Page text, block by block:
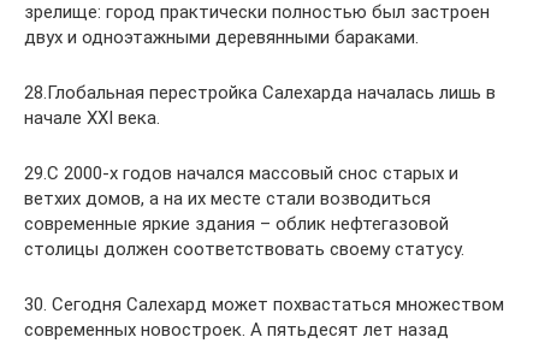
зрелище: город практически полностью был застроен
двух и одноэтажными деревянными бараками.
28.Глобальная перестройка Салехарда началась лишь в
начале XXI века.
29.С 2000-х годов начался массовый снос старых и
ветхих домов, а на их месте стали возводиться
современные яркие здания – облик нефтегазовой
столицы должен соответствовать своему статусу.
30. Сегодня Салехард может похвастаться множеством
современных новостроек. А пятьдесят лет назад